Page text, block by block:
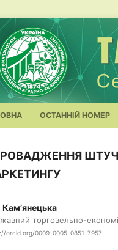
ОСТАННІЙ НОМЕР
торговельно-
orcid.org/0009-0005-0851-7957